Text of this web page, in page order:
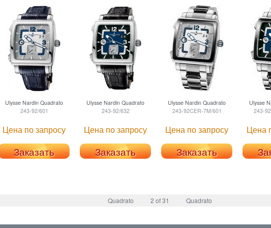
Ulysse Nardin Quadrato
243-92/601
Цена по запросу
Заказать
Ulysse Nardin Quadrato
243-92/632
Цена по запросу
Заказать
Ulysse Nardin Quadrato
243-92CER-7M/601
Цена по запросу
Заказать
Ulysse
243-
Цена
Quadrato 2 of 31 Quadrato